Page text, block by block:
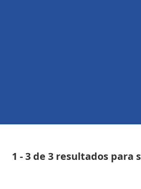
1 - 3 de 3 resultados para